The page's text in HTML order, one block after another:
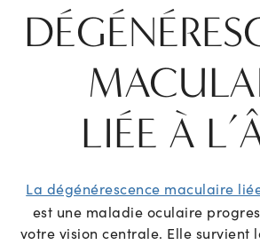
LIÉE À
La dégénérescence maculaire
est une maladie oculaire
votre vision centrale. Elle survient